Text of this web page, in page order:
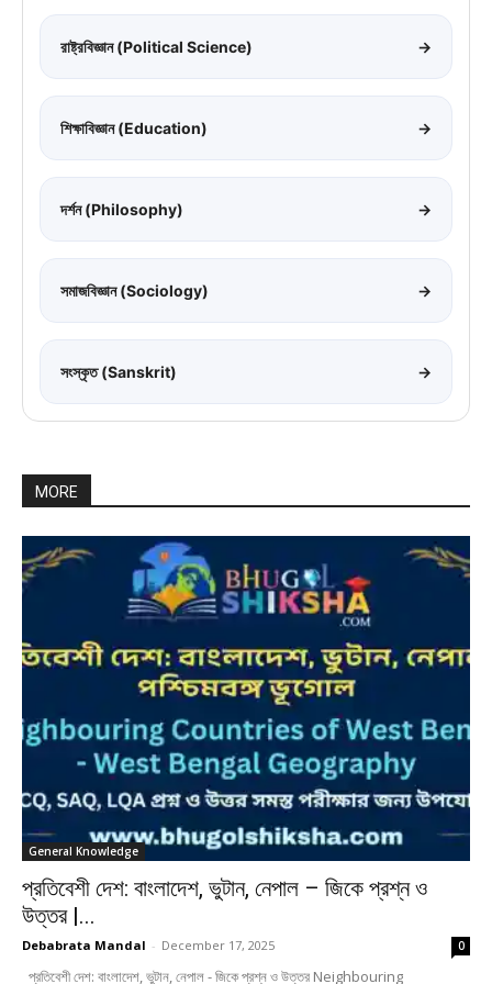
রাষ্ট্রবিজ্ঞান (Political Science) →
শিক্ষাবিজ্ঞান (Education) →
দর্শন (Philosophy) →
সমাজবিজ্ঞান (Sociology) →
সংস্কৃত (Sanskrit) →
MORE
General Knowledge
প্রতিবেশী দেশ: বাংলাদেশ, ভুটান, নেপাল – জিকে প্রশ্ন ও
উত্তর |...
Debabrata Mandal - December 17, 2025 0
প্রতিবেশী দেশ: বাংলাদেশ, ভুটান, নেপাল - জিকে প্রশ্ন ও উত্তর Neighbouring